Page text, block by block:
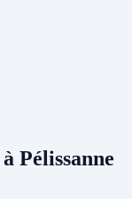
à Pélissanne